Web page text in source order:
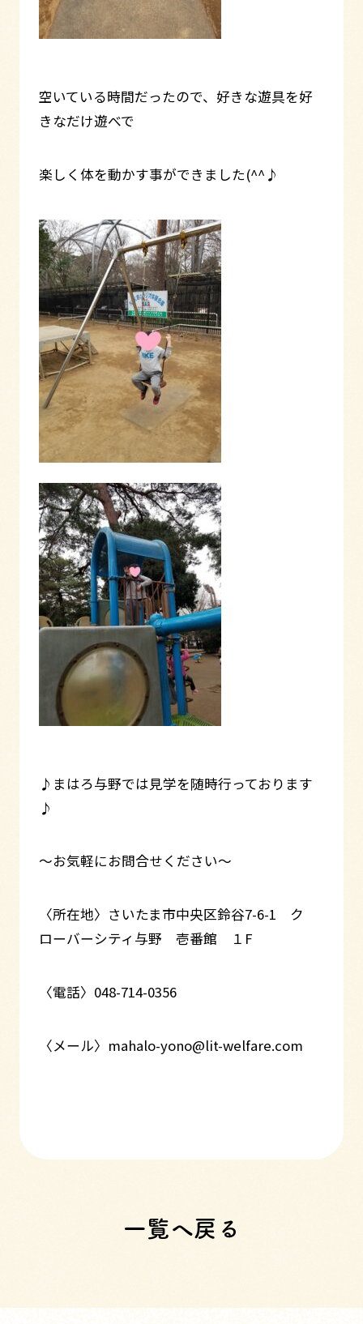
空いている時間だったので、好きな遊具を好
きなだけ遊べで
楽しく体を動かす事ができました(^^♪
♪まはろ与野では見学を随時行っております
♪
～お気軽にお問合せください～
〈所在地〉さいたま市中央区鈴谷7-6-1 ク
ローバーシティ与野 壱番館 １F
〈電話〉048-714-0356
〈メール〉mahalo-yono@lit-welfare.com
一覧へ戻る